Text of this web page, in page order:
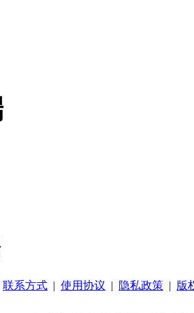
联系方式 | 使用协议 | 隐私政策 | 版